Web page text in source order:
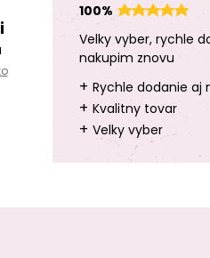
100%
Velky vyber, rychle
nakupim znovu
+ Rychle dodanie aj
+ Kvalitny tovar
+ Velky vyber